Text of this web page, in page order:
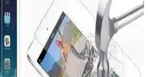
Ekran Koruyucu iPad
dayanıklılık ve doğal dokunma
ekran koruyucu, iPad 10. Nesil
dayanıklılık, doğal kağıt hissiyatı ve net
ve uzun ömürlü kullanım sunar.